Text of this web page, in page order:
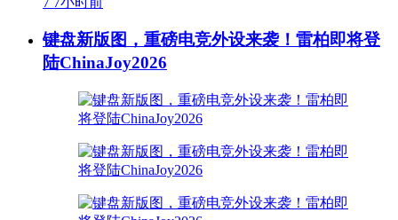
键盘新版图，重磅电竞外设来袭！雷柏即将登
陆ChinaJoy2026